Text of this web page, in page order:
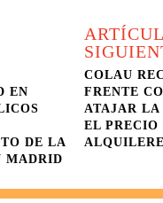
EN
DE LA
MADRID
COLAU
FRENTE
ATAJAR LA
EL PRECIO